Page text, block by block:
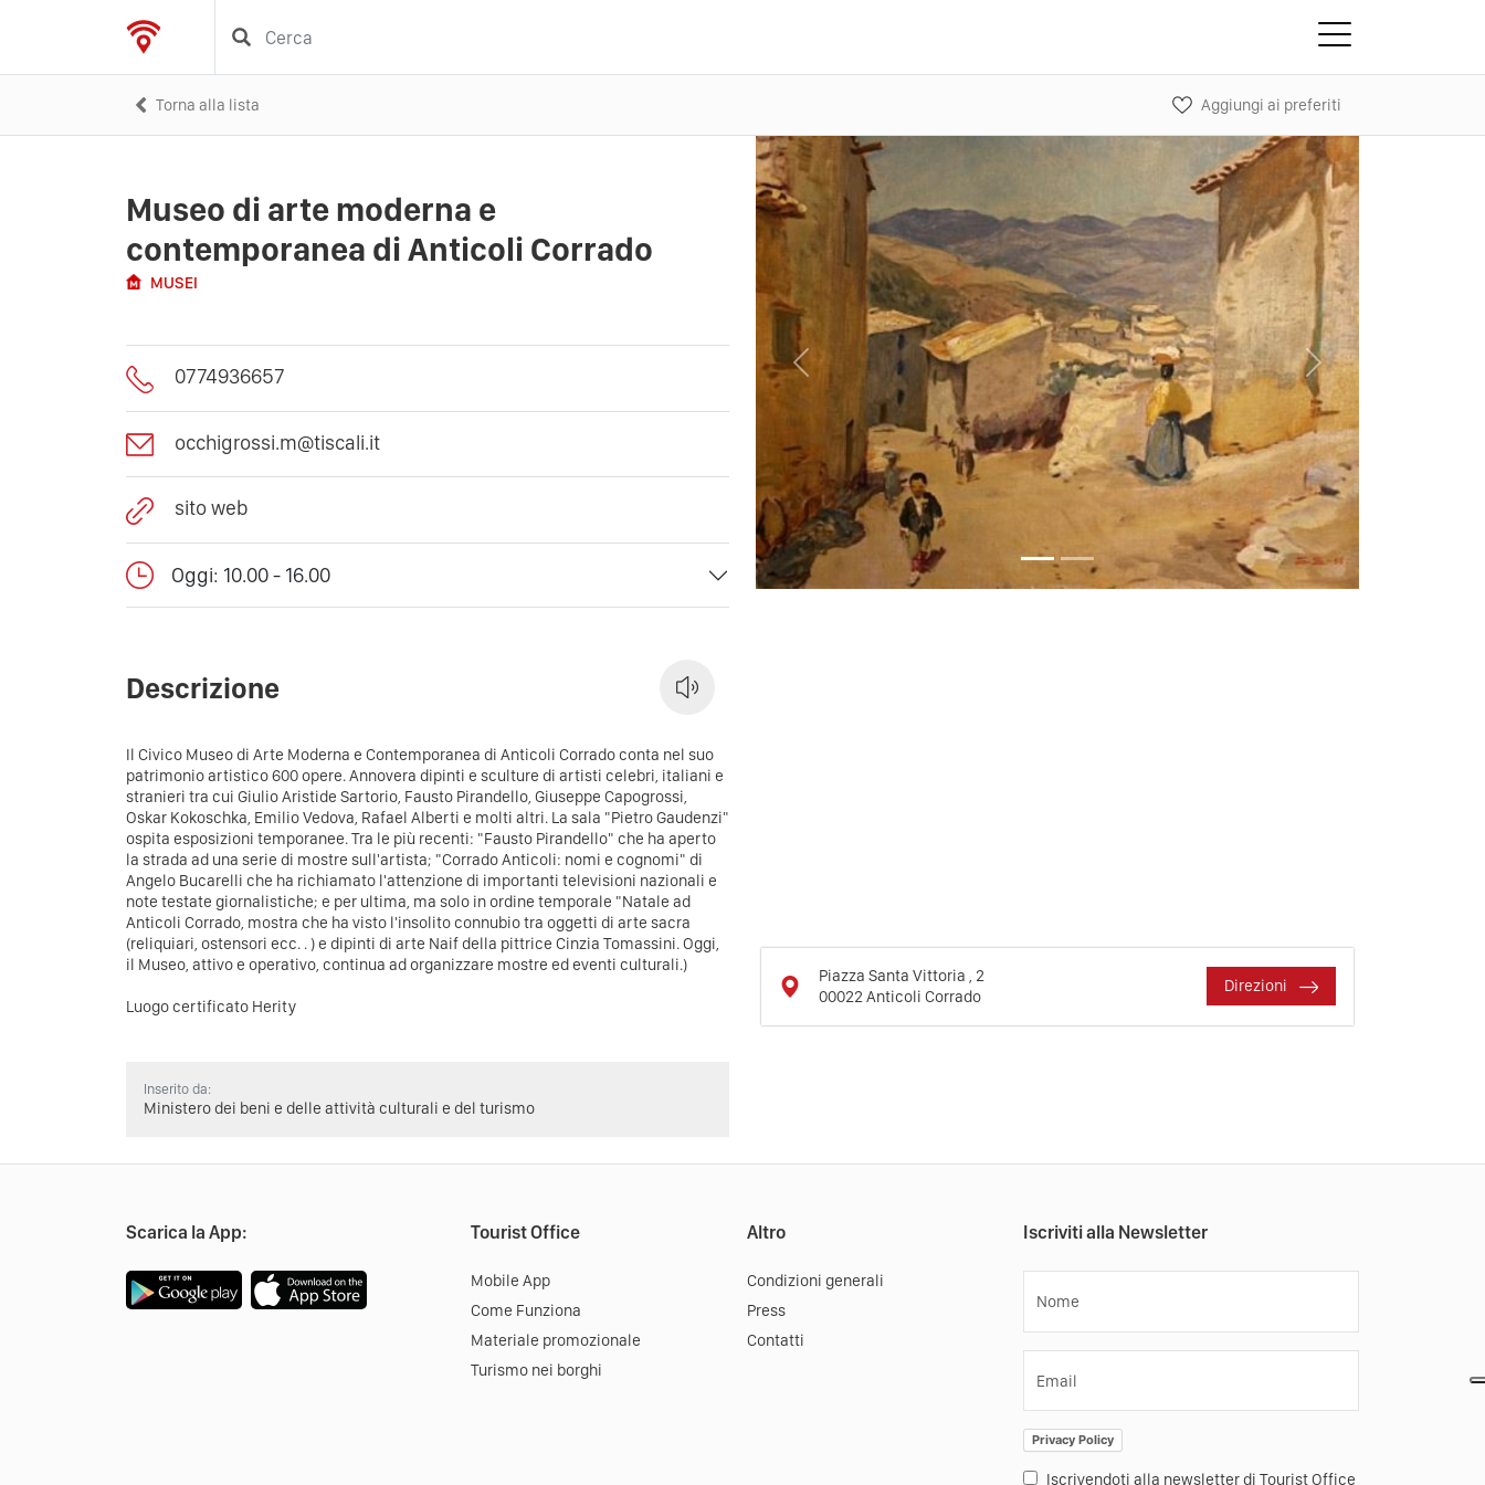
Torna alla lista Aggiungi ai preferiti
Museo di arte moderna e
contemporanea di Anticoli Corrado
MUSEI
0774936657
occhigrossi.m@tiscali.it
sito web
Oggi: 10.00 - 16.00
Descrizione
Il Civico Museo di Arte Moderna e Contemporanea di Anticoli Corrado conta nel suo
patrimonio artistico 600 opere. Annovera dipinti e sculture di artisti celebri, italiani e
stranieri tra cui Giulio Aristide Sartorio, Fausto Pirandello, Giuseppe Capogrossi,
Oskar Kokoschka, Emilio Vedova, Rafael Alberti e molti altri. La sala "Pietro Gaudenzi"
ospita esposizioni temporanee. Tra le più recenti: "Fausto Pirandello" che ha aperto
la strada ad una serie di mostre sull'artista; "Corrado Anticoli: nomi e cognomi" di
Angelo Bucarelli che ha richiamato l'attenzione di importanti televisioni nazionali e
note testate giornalistiche; e per ultima, ma solo in ordine temporale "Natale ad
Anticoli Corrado, mostra che ha visto l'insolito connubio tra oggetti di arte sacra
(reliquiari, ostensori ecc. . ) e dipinti di arte Naif della pittrice Cinzia Tomassini. Oggi,
il Museo, attivo e operativo, continua ad organizzare mostre ed eventi culturali.)
Luogo certificato Herity
Inserito da:
Ministero dei beni e delle attività culturali e del turismo
Previous Next
Piazza Santa Vittoria , 2
00022 Anticoli Corrado
Direzioni
Scarica la App: Tourist Office
Mobile App
Come Funziona
Materiale promozionale
Turismo nei borghi
Altro
Condizioni generali
Press
Contatti
Iscriviti alla Newsletter
Nome
Email
Privacy Policy
Iscrivendoti alla newsletter di Tourist Office